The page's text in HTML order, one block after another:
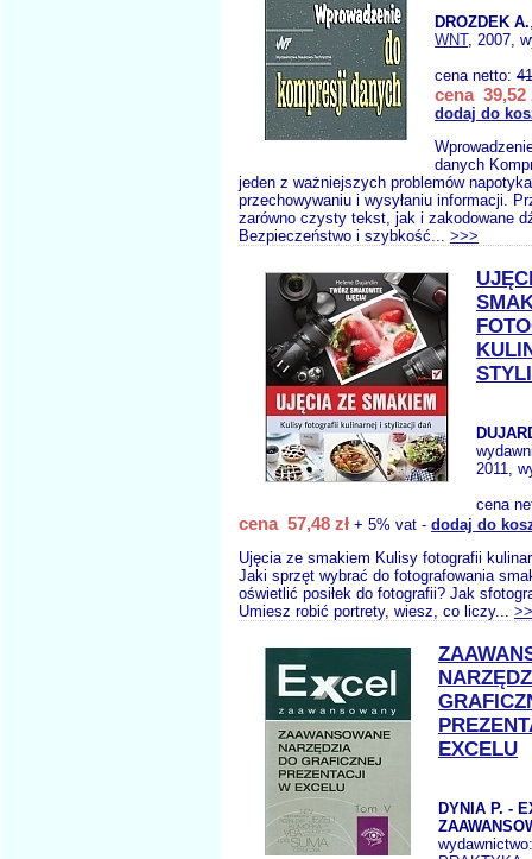
DROZDEK A.
WNT, 2007,
cena netto:
cena 39,52
dodaj do
danych
jeden z ważniejszych problemów
przechowywaniu i wysyłaniu informacji.
zarówno czysty tekst, jak i zakodowane
Bezpieczeństwo i szybkość... >>>
2011,
cena
cena 57,48 zł + 5% vat - dodaj do
Ujęcia ze smakiem Kulisy fotografii
Jaki sprzęt wybrać do fotografowania
oświetlić posiłek do fotografii? Jak
Umiesz robić portrety, wiesz, co liczy...
EXCELU
DYNIA P. -